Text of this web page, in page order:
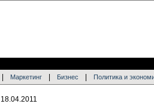
Маркетинг Бизнес Политика и
18.04.2011